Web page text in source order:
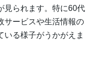
見られます。特に60代
サービスや生活情報の
いる様子がうかがえま